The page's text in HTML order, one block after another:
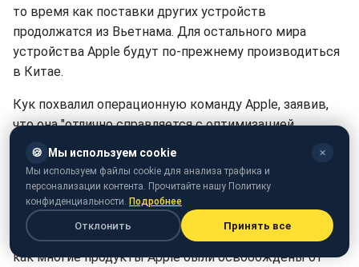
то время как поставки других устройств
продолжатся из Вьетнама. Для остального мира
устройства Apple будут по-прежнему производиться
в Китае.
Кук похвалил операционную команду Apple, заявив,
что она "отлично справляется с оптимизацией
цепочки поставок и управлением запасами", и
компания продолжит работать в этом направлении
насколько это возможно.
Наибольшее влияние на Apple оказывают 20-
процентные тарифы, введенные Трампом ранее, так
как многие продукты Apple были освобождены от
🍪 Мы используем cookie ✕
Мы используем файлы cookie для анализа трафика и
персонализации контента. Прочитайте нашу Политику
конфиденциальности. Подробнее
Отклонить Принять все